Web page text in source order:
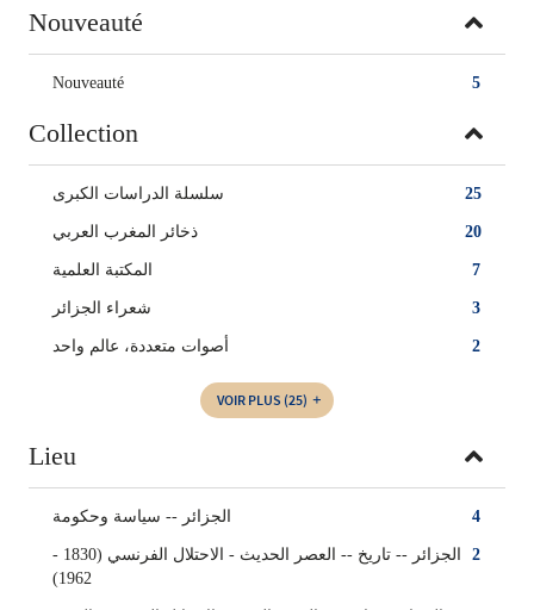
Nouveauté
5
Nouveauté
Collection
25 سلسلة الدراسات الكبرى
20 ذخائر المغرب العربي
7 المكتبة العلمية
3 شعراء الجزائر
2 أصوات متعددة، عالم واحد
VOIR PLUS (25)
Lieu
4 الجزائر -- سياسة وحكومة
2
الجزائر‏ -- ‏تاريخ‏ -- ‏العصر الحديث - الاحتلال الفرنسي (1830 -
1962)‏